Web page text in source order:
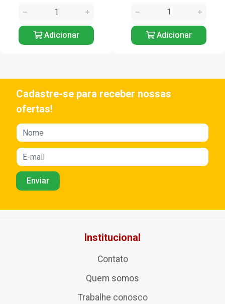
Adicionar Adicionar
Cadastre-se para receber nossas
ofertas!
Institucional
Contato
Quem somos
Trabalhe conosco